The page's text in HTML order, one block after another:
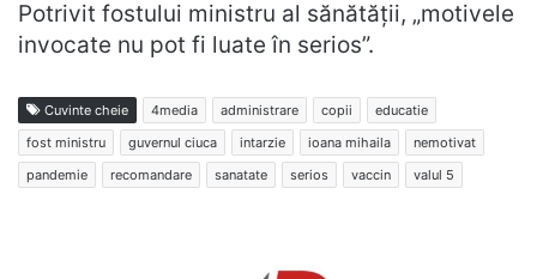
Potrivit fostului ministru al sănătăţii, „motivele
invocate nu pot fi luate în serios”.
Cuvinte cheie 4media administrare copii
educatie
fost ministru
guvernul ciuca intarzie ioana mihaila
nemotivat
pandemie
recomandare sanatate serios vaccin valul 5